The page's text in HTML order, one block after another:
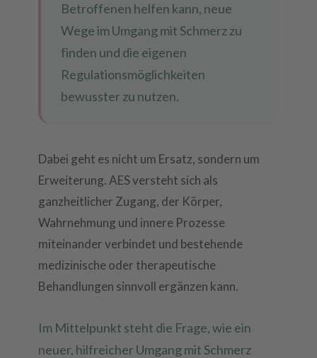
Betroffenen helfen kann, neue
Wege im Umgang mit Schmerz zu
finden und die eigenen
Regulationsmöglichkeiten
bewusster zu nutzen.
Dabei geht es nicht um Ersatz, sondern um
Erweiterung. AES versteht sich als
ganzheitlicher Zugang, der Körper,
Wahrnehmung und innere Prozesse
miteinander verbindet und bestehende
medizinische oder therapeutische
Behandlungen sinnvoll ergänzen kann.
Im Mittelpunkt steht die Frage, wie ein
neuer, hilfreicher Umgang mit Schmerz